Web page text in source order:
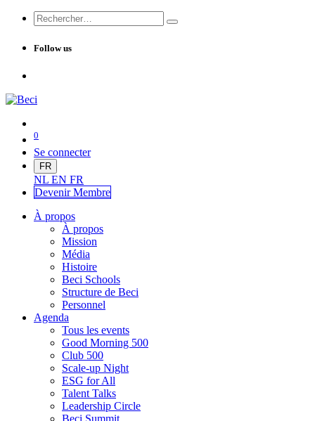
Follow us
0
Se connecter
FR
NL EN FR
Devenir Membre
À propos
À propos
Mission
Média
Histoire
Beci Schools
Structure de Beci
Personnel
Agenda
Tous les events
Good Morning 500
Club 500
Scale-up Night
ESG for All
Talent Talks
Leadership Circle
Beci Summit